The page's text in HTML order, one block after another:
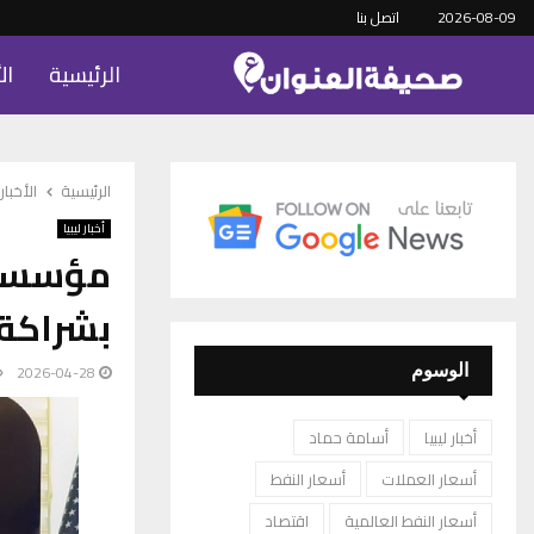
2026-08-09 اتصل بنا
الرئيسية
الرئيسية الأخبار
أخبار ليبيا
2026-04-28 الوسوم
أخبار ليبيا
أسامة حماد
أسعار العملات
أسعار النفط
أسعار النفط العالمية
اقتصاد